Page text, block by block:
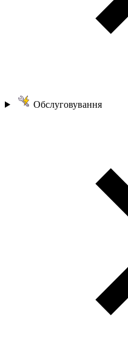
Обслуговування